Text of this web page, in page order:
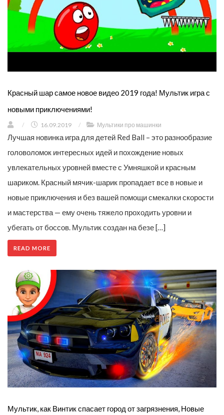
Красный шар самое новое видео 2019 года! Мультик игра с
новыми приключениями!
/ 16.09.2019 / Мультики про машинки
Лучшая новинка игра для детей Red Ball – это разнообразие
головоломок интересных идей и похождение новых
увлекательных уровней вместе с Умняшкой и красным
шариком. Красный мячик-шарик пропадает все в новые и
новые приключения и без вашей помощи смекалки скорости
и мастерства — ему очень тяжело проходить уровни и
убегать от боссов. Мультик создан на безе […]
READ MORE
Мультик, как Винтик спасает город от загрязнения, Новые